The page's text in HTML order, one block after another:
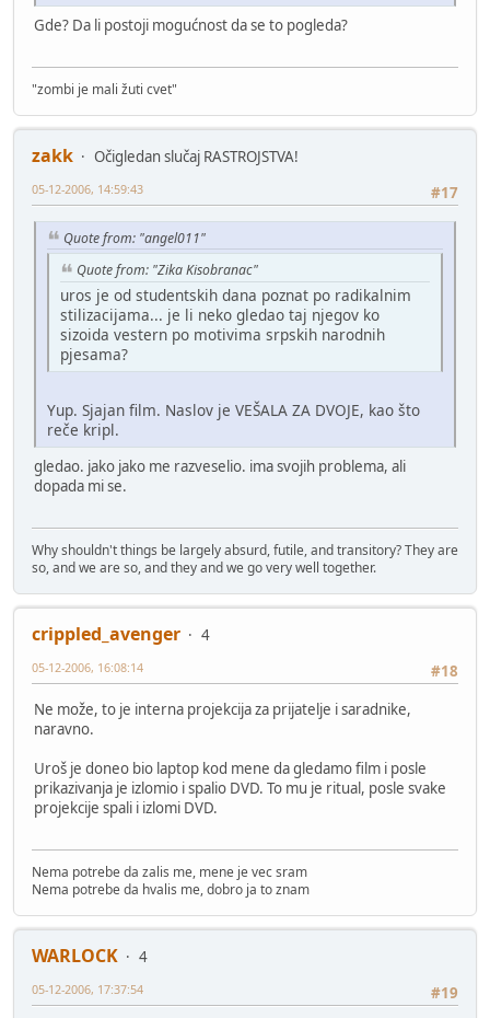
Gde? Da li postoji mogućnost da se to pogleda?
"zombi je mali žuti cvet"
zakk
Očigledan slučaj RASTROJSTVA!
#17
05-12-2006, 14:59:43
Quote from: "angel011"
Quote from: "Zika Kisobranac"
uros je od studentskih dana poznat po radikalnim
stilizacijama... je li neko gledao taj njegov ko
sizoida vestern po motivima srpskih narodnih
pjesama?
Yup. Sjajan film. Naslov je VEŠALA ZA DVOJE, kao što
reče kripl.
gledao. jako jako me razveselio. ima svojih problema, ali
dopada mi se.
Why shouldn't things be largely absurd, futile, and transitory? They are
so, and we are so, and they and we go very well together.
crippled_avenger
4
#18
05-12-2006, 16:08:14
Ne može, to je interna projekcija za prijatelje i saradnike,
naravno.
Uroš je doneo bio laptop kod mene da gledamo film i posle
prikazivanja je izlomio i spalio DVD. To mu je ritual, posle svake
projekcije spali i izlomi DVD.
Nema potrebe da zalis me, mene je vec sram
Nema potrebe da hvalis me, dobro ja to znam
WARLOCK
4
#19
05-12-2006, 17:37:54